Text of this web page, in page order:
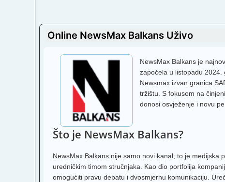
Online NewsMax Balkans Uživo
NewsMax Balkans je
započela u listopadu
Newsmax izvan granica
tržištu. S fokusom na
donosi osvježenje i novu
Što je NewsMax Balkans?
NewsMax Balkans nije samo novi kanal; to je
uredničkim timom stručnjaka. Kao dio portfolija
omogućiti pravu debatu i dvosmjernu komunikaciju.